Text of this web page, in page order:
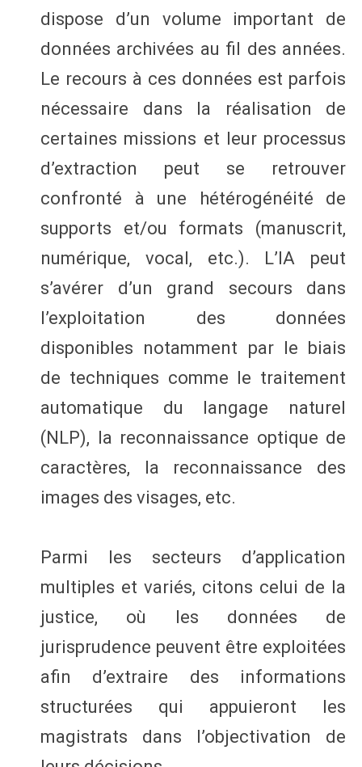
dispose d’un volume important de
données archivées au fil des années.
Le recours à ces données est parfois
nécessaire dans la réalisation de
certaines missions et leur processus
d’extraction peut se retrouver
confronté à une hétérogénéité de
supports et/ou formats (manuscrit,
numérique, vocal, etc.). L’IA peut
s’avérer d’un grand secours dans
l’exploitation des données
disponibles notamment par le biais
de techniques comme le traitement
automatique du langage naturel
(NLP), la reconnaissance optique de
caractères, la reconnaissance des
images des visages, etc.
Parmi les secteurs d’application
multiples et variés, citons celui de la
justice, où les données de
jurisprudence peuvent être exploitées
afin d’extraire des informations
structurées qui appuieront les
magistrats dans l’objectivation de